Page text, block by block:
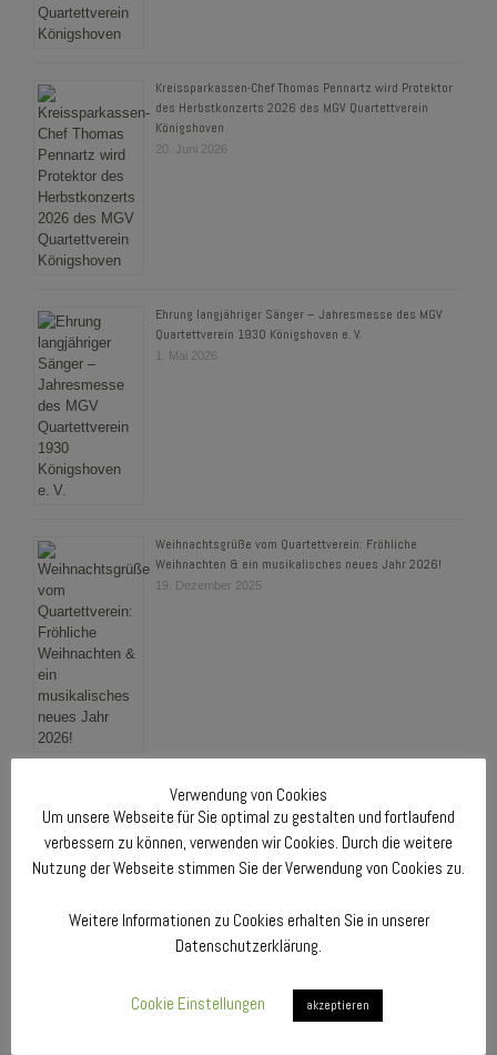
Kreissparkassen-Chef Thomas Pennartz wird Protektor
des Herbstkonzerts 2026 des MGV Quartettverein
Königshoven
20. Juni 2026
Ehrung langjähriger Sänger – Jahresmesse des MGV
Quartettverein 1930 Königshoven e. V.
1. Mai 2026
Weihnachtsgrüße vom Quartettverein: Fröhliche
Weihnachten & ein musikalisches neues Jahr 2026!
19. Dezember 2025
UNSERE NÄCHSTEN TERMINE 2026
Samstag, 6. Juni 2026 – 18:00 Uhr:
Jahreshauptversammlungim Probenlokal Hotel „Zum Casino“
Musikalische Gestaltung von „Bedburg betet“
FOLGEN SIE UNS AUF FACEBOOK
Verwendung von Cookies
Um unsere Webseite für Sie optimal zu gestalten und fortlaufend
verbessern zu können, verwenden wir Cookies. Durch die weitere
Nutzung der Webseite stimmen Sie der Verwendung von Cookies zu.
Weitere Informationen zu Cookies erhalten Sie in unserer
Datenschutzerklärung.
Cookie Einstellungen akzeptieren